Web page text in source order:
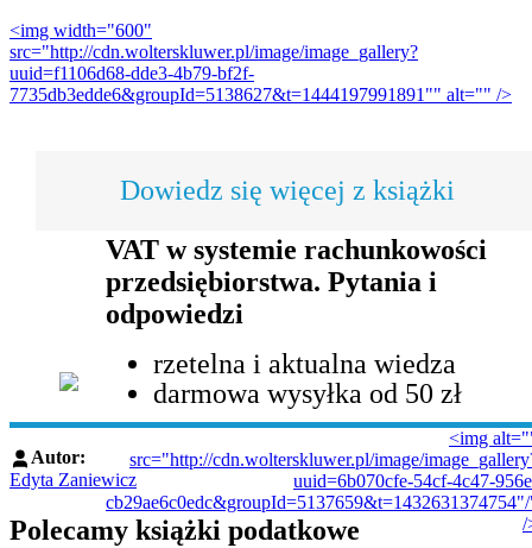
<img width="600"
src="http://cdn.wolterskluwer.pl/image/image_gallery?
uuid=f1106d68-dde3-4b79-bf2f-
7735db3edde6&groupId=5138627&t=1444197991891"" alt="" />
Dowiedz się więcej z książki
VAT w systemie rachunkowości
przedsiębiorstwa. Pytania i
odpowiedzi
rzetelna i aktualna wiedza
darmowa wysyłka od 50 zł
<img
src="http://cdn.wolterskluwer.pl/image/
uuid=6b070cfe-54cf-4c47-
/
Autor:
Edyta Zaniewicz
Polecamy książki podatkowe